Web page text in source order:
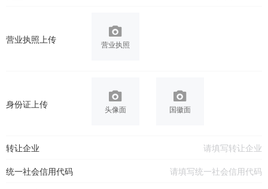
营业执照上传 营业执照
身份证上传 头像面 国徽面
转让企业
统一社会信用代码